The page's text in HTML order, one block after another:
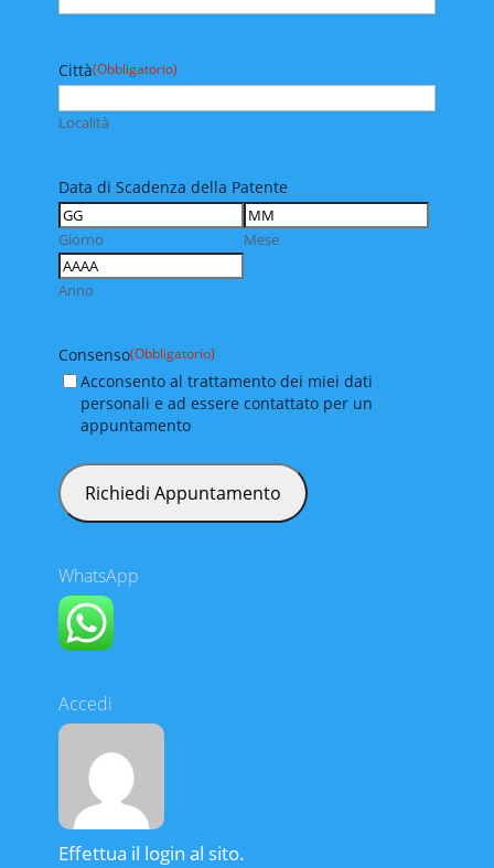
Città(Obbligatorio)
Località
Data di Scadenza della Patente
Giorno Mese
Anno
Consenso(Obbligatorio)
Acconsento al trattamento dei miei dati
personali e ad essere contattato per un
appuntamento
WhatsApp
Accedi
Effettua il login al sito.